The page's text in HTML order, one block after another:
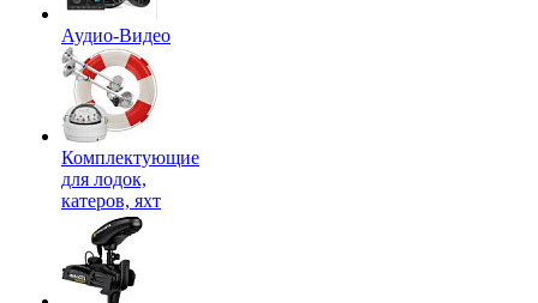
Аудио-Видео
Комплектующие
для лодок,
катеров, яхт